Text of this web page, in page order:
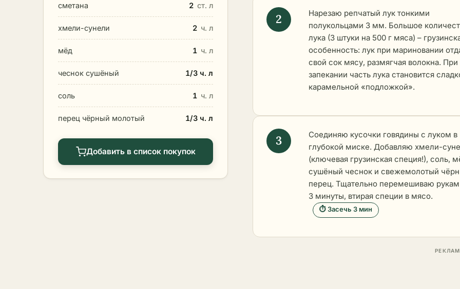
сметана 2 ст. л
хмели-сунели 2 ч. л
мёд 1 ч. л
чеснок сушёный 1/3 ч. л
соль 1 ч. л
перец чёрный молотый 1/3 ч. л
Добавить в список покупок
Нарезаю репчатый лук тонкими
полукольцами 3 мм. Большое
лука (3 штуки на 500 г мяса) –
особенность: лук при мариновании
свой сок мясу, размягчая волокна. При
запекании часть лука становится
карамельной «подложкой».
Соединяю кусочки говядины с луком в
глубокой миске. Добавляю хмели-
(ключевая грузинская специя!), соль,
сушёный чеснок и свежемолотый
перец. Тщательно перемешиваю
3 минуты, втирая специи в мясо.
⏱ Засечь 3 мин